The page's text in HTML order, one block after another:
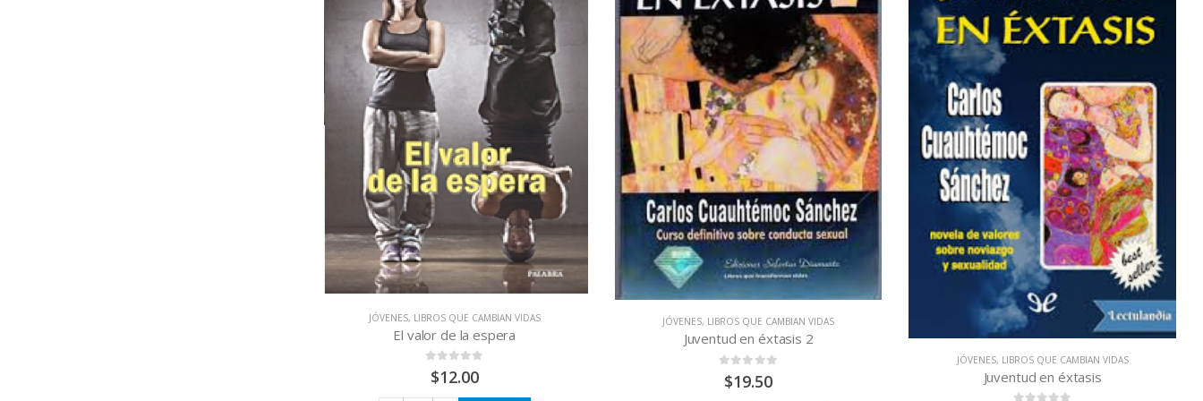
JÓVENES, LIBROS QUE CAMBIAN VIDAS
El valor de la espera
out of 5
$12.00
JÓVENES, LIBROS QUE CAMBIAN VIDAS
Juventud en éxtasis 2
out of 5
$19.50
JÓVENES, LIBROS QUE CAMBIAN VIDAS
Juventud en éxtasis